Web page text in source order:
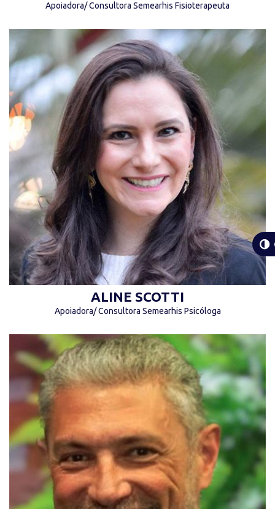
Apoiadora/ Consultora Semearhis Fisioterapeuta
“A inclusão deveria ser natural e não um favor!
Mais amor e empatia por favor!” (Aline Scotti)
ALINE SCOTTI
Apoiadora/ Consultora Semearhis Psicóloga
“Não apresse seu sucesso. Tudo que é bom,
leva tempo.” (Argemiro Nora)